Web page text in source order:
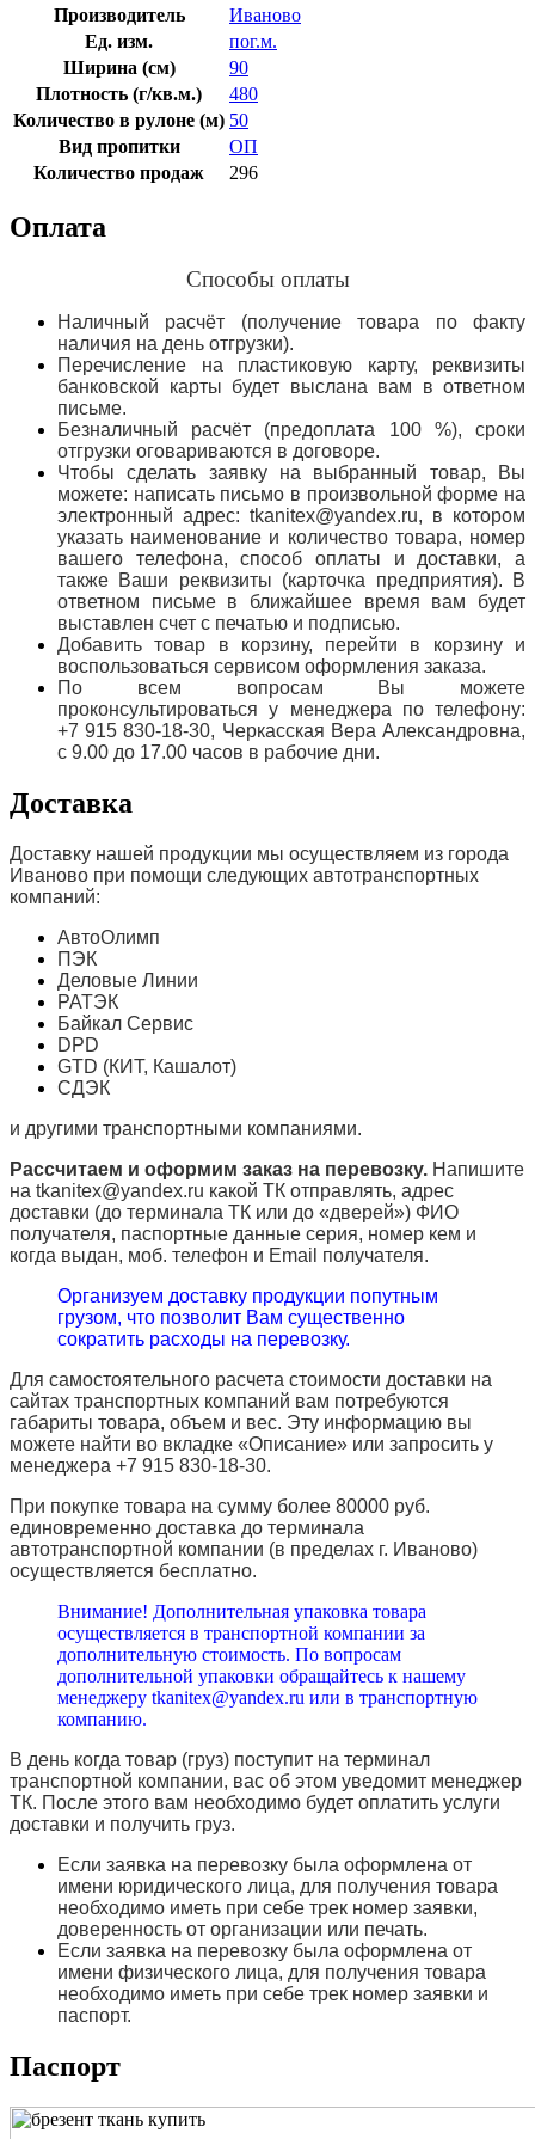
Производитель
Иваново
Ед. изм.
пог.м.
Ширина (см)
90
Плотность (г/кв.м.)
480
Количество в рулоне (м) 50
Вид пропитки
ОП
Количество продаж
296
Оплата
Способы оплаты
Наличный расчёт (получение товара по факту
наличия на день отгрузки).
Перечисление на пластиковую карту, реквизиты
банковской карты будет выслана вам в ответном
письме.
Безналичный расчёт (предоплата 100 %), сроки
отгрузки оговариваются в договоре.
Чтобы сделать заявку на выбранный товар, Вы
можете: написать письмо в произвольной форме на
электронный адрес: tkanitex@yandex.ru, в котором
указать наименование и количество товара, номер
вашего телефона, способ оплаты и доставки, а
также Ваши реквизиты (карточка предприятия). В
ответном письме в ближайшее время вам будет
выставлен счет с печатью и подписью.
Добавить товар в корзину, перейти в корзину и
воспользоваться сервисом оформления заказа.
По всем вопросам Вы можете
проконсультироваться у менеджера по телефону:
+7 915 830-18-30, Черкасская Вера Александровна,
с 9.00 до 17.00 часов в рабочие дни.
Доставка
Доставку нашей продукции мы осуществляем из города
Иваново при помощи следующих автотранспортных
компаний:
АвтоОлимп
ПЭК
Деловые Линии
РАТЭК
Байкал Сервис
DPD
GTD (КИТ, Кашалот)
СДЭК
и другими транспортными компаниями.
Рассчитаем и оформим заказ на перевозку. Напишите
на tkanitex@yandex.ru какой ТК отправлять, адрес
доставки (до терминала ТК или до «дверей») ФИО
получателя, паспортные данные серия, номер кем и
когда выдан, моб. телефон и Email получателя.
Организуем доставку продукции попутным
грузом, что позволит Вам существенно
сократить расходы на перевозку.
Для самостоятельного расчета стоимости доставки на
сайтах транспортных компаний вам потребуются
габариты товара, объем и вес. Эту информацию вы
можете найти во вкладке «Описание» или запросить у
менеджера +7 915 830-18-30.
При покупке товара на сумму более 80000 руб.
единовременно доставка до терминала
автотранспортной компании (в пределах г. Иваново)
осуществляется бесплатно.
Внимание! Дополнительная упаковка товара
осуществляется в транспортной компании за
дополнительную стоимость. По вопросам
дополнительной упаковки обращайтесь к нашему
менеджеру tkanitex@yandex.ru или в транспортную
компанию.
В день когда товар (груз) поступит на терминал
транспортной компании, вас об этом уведомит менеджер
ТК. После этого вам необходимо будет оплатить услуги
доставки и получить груз.
Если заявка на перевозку была оформлена от
имени юридического лица, для получения товара
необходимо иметь при себе трек номер заявки,
доверенность от организации или печать.
Если заявка на перевозку была оформлена от
имени физического лица, для получения товара
необходимо иметь при себе трек номер заявки и
паспорт.
Паспорт